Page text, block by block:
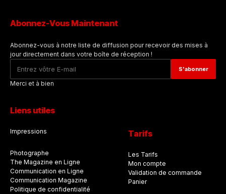
Abonnez-Vous Maintenant
Abonnez-vous à notre liste de diffusion pour recevoir des mises à
jour directement dans votre boîte de réception !
Merci et à bien
Liens utiles
Impressions
Photographe
The Magazine en Ligne
Communication en Ligne
Communication Magazine
Politique de confidentialité
Tarifs
Les Tarifs
Mon compte
Validation de commande
Panier